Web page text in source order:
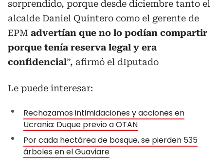
sorprendido, porque desde diciembre tanto el
alcalde Daniel Quintero como el gerente de
EPM advertían que no lo podían compartir
porque tenía reserva legal y era
confidencial”, afirmó el dIputado
Le puede interesar:
Rechazamos intimidaciones y acciones en
Ucrania: Duque previo a OTAN
Por cada hectárea de bosque, se pierden 535
árboles en el Guaviare